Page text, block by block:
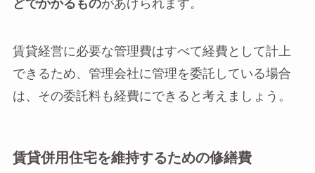
どでかかるものがあげられます。
賃貸経営に必要な管理費はすべて経費として計上
できるため、管理会社に管理を委託している場合
は、その委託料も経費にできると考えましょう。
賃貸併用住宅を維持するための修繕費